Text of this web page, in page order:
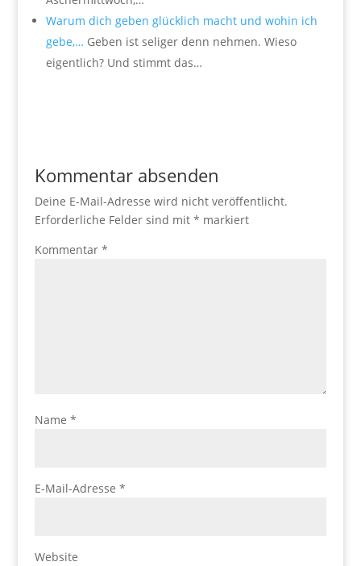
Warum dich geben glücklich macht und wohin ich
gebe,… Geben ist seliger denn nehmen. Wieso
eigentlich? Und stimmt das…
Kommentar absenden
Deine E-Mail-Adresse wird nicht veröffentlicht.
Erforderliche Felder sind mit * markiert
Kommentar *
Name *
E-Mail-Adresse *
Website